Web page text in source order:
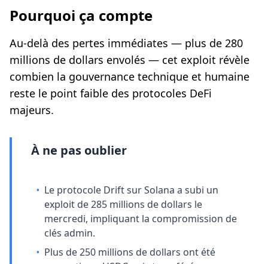
Pourquoi ça compte
Au-delà des pertes immédiates — plus de 280
millions de dollars envolés — cet exploit révèle
combien la gouvernance technique et humaine
reste le point faible des protocoles DeFi
majeurs.
À ne pas oublier
• Le protocole Drift sur Solana a subi un
exploit de 285 millions de dollars le
mercredi, impliquant la compromission de
clés admin.
• Plus de 250 millions de dollars ont été